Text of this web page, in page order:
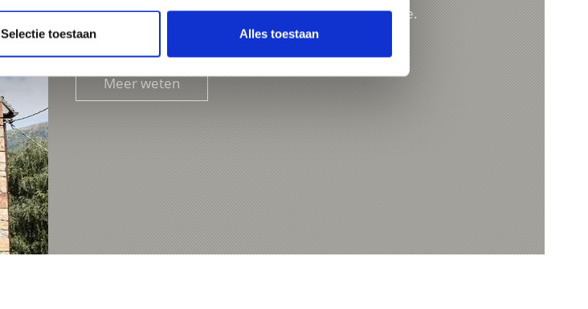
Selectie toestaan Alles toestaan
A two-storey church in Lasa/Laas, the village of marble.
Meer weten